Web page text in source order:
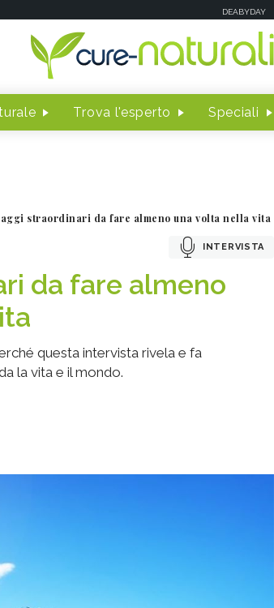
DEABYDAY
Trova l'esperto Speciali
straordinari da fare almeno una volta nella vita
INTERVISTA
da fare almeno
questa intervista rivela e fa
la vita e il mondo.